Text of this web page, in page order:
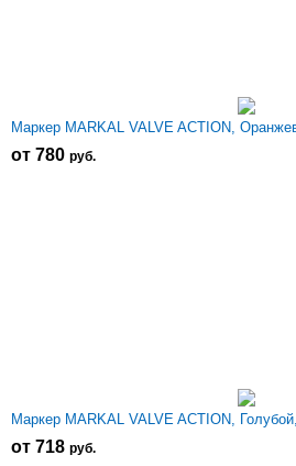
Маркер MARKAL VALVE ACTION,
от 780 руб.
Маркер MARKAL VALVE ACTION,
от 718 руб.